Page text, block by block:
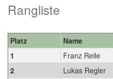
Rangliste
Platz Name
1
Franz Reile
2
Lukas Regler